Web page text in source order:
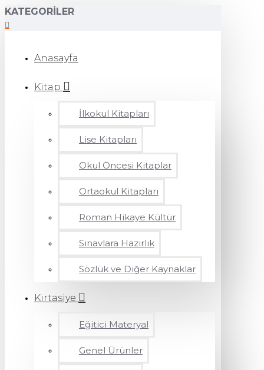
KATEGORILER
Anasayfa
Kitap
İlkokul Kitapları
Lise Kitapları
Okul Öncesi Kitaplar
Ortaokul Kitapları
Roman Hikaye Kültür
Sınavlara Hazırlık
Sözlük ve Diğer Kaynaklar
Kırtasiye
Eğitici Materyal
Genel Ürünler